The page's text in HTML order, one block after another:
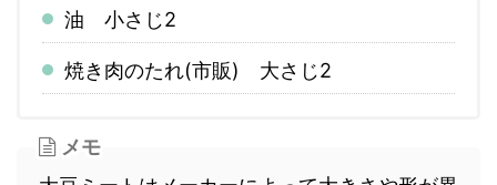
油 小さじ2
焼き肉のたれ(市販) 大さじ2
メモ